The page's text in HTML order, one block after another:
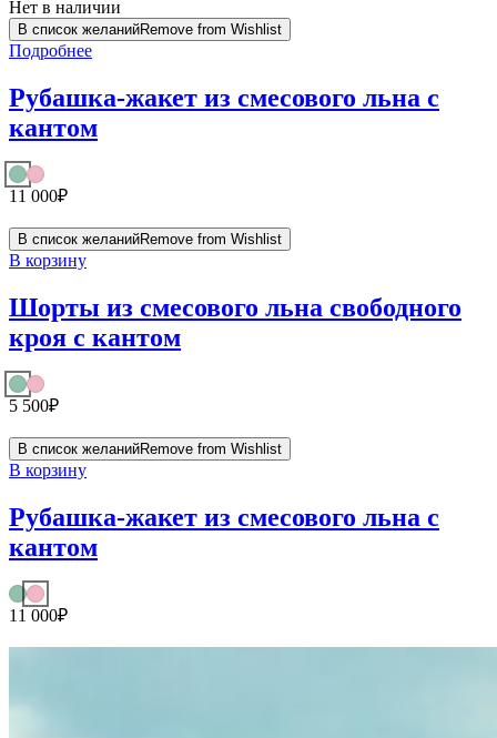
Нет в наличии
В список желанийRemove from Wishlist
Подробнее
Рубашка-жакет из смесового льна с
кантом
11 000₽
В список желанийRemove from Wishlist
В корзину
Шорты из смесового льна свободного
кроя с кантом
5 500₽
В список желанийRemove from Wishlist
В корзину
Рубашка-жакет из смесового льна с
кантом
11 000₽